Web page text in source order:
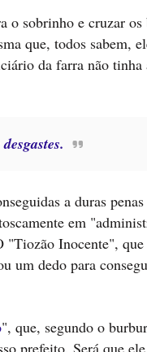
o sobrinho e cruzar
que, todos sabem,
da farra não tinha
a duras
em
Inocente", que
um dedo para
", que, segundo o
prefeito. Será que